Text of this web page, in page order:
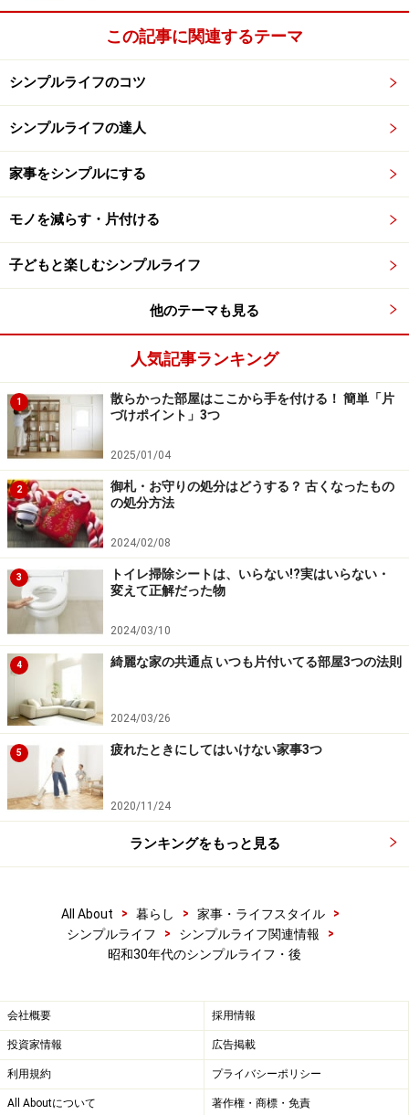
こういった目新しいモノたちは、右肩上がりに増える所
でもあったでしょう。しかし、決して広からぬ２DKがそ
の舞台です。洋風化されてきたとはいえ、基本となる和
の生活を捨てたわけではありませんから、人々は二重に
モノを持つ羽目になりました。従来和食器だけで足りて
いたところに、洋食器の数々を。和食には必要のなかっ
た調理器具を。畳と布団とちゃぶ台があればこと足りた
るために、収納家具を買い足して‥‥。
この記事に関連するテーマ
シンプルライフのコツ
シンプルライフの達人
家事をシンプルにする
モノを減らす・片付ける
子どもと楽しむシンプルライフ
他のテーマも見る
人気記事ランキング
1
散らかった部屋はここから手を付ける！ 簡単「片
づけポイント」3つ
2025/01/04
2
御札・お守りの処分はどうする？ 古くなったもの
の処分方法
2024/02/08
3
トイレ掃除シートは、いらない!?実はいらない・
変えて正解だった物
2024/03/10
4 綺麗な家の共通点 いつも片付いてる部屋3つの法則
2024/03/26
5 疲れたときにしてはいけない家事3つ
2020/11/24
ランキングをもっと見る
All About > 暮らし > 家事・ライフスタイル
>
シンプルライフ
> シンプルライフ関連情報
>
昭和30年代のシンプルライフ・後
会社概要 採用情報
投資家情報 広告掲載
利用規約 プライバシーポリシー
All Aboutについて 著作権・商標・免責